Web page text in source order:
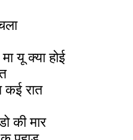
यू क्या होई
कई रात
की मार